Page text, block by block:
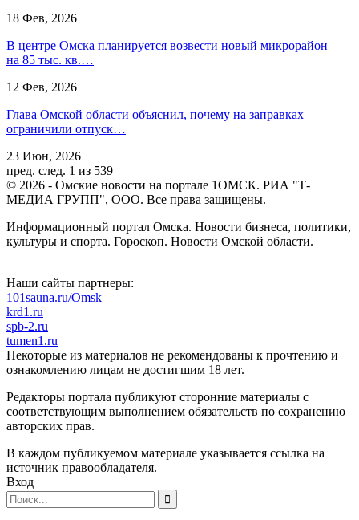
18 Фев, 2026
В центре Омска планируется возвести новый микрорайон
на 85 тыс. кв.…
12 Фев, 2026
Глава Омской области объяснил, почему на заправках
ограничили отпуск…
23 Июн, 2026
пред. след. 1 из 539
© 2026 - Омские новости на портале 1ОМСК. РИА "Т-
МЕДИА ГРУПП", ООО. Все права защищены.
Информационный портал Омска. Новости бизнеса, политики,
культуры и спорта. Гороскоп. Новости Омской области.
Наши сайты партнеры:
101sauna.ru/Omsk
krd1.ru
spb-2.ru
tumen1.ru
Некоторые из материалов не рекомендованы к прочтению и
ознакомлению лицам не достигшим 18 лет.
Редакторы портала публикуют сторонние материалы с
соответствующим выполнением обязательств по сохранению
авторских прав.
В каждом публикуемом материале указывается ссылка на
источник правообладателя.
Вход